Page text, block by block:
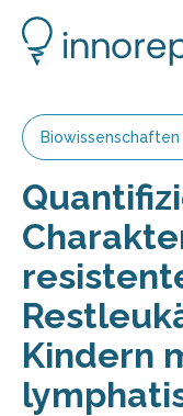
Biowissenschaften
Kindern